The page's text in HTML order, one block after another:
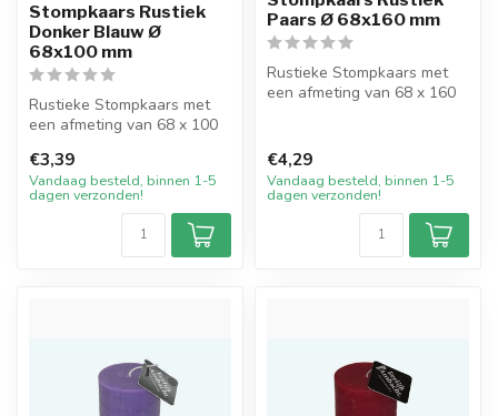
Stompkaars Rustiek
Donker Blauw Ø
68x100 mm
Rustieke Stompkaars met
een afmeting van 68 x 100
Blauw. D...
€3,39
Vandaag besteld, binnen 1-5
dagen verzonden!
Paars Ø 68x160 mm
Rustieke Stompkaars met
een afmeting van 68 x 160
€4,29
Vandaag besteld, binnen 1-5
dagen verzonden!